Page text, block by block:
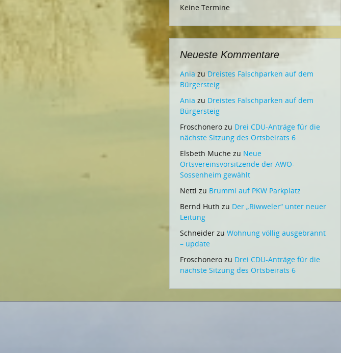
Keine Termine
Neueste Kommentare
Ania zu Dreistes Falschparken auf dem
Bürgersteig
Ania zu Dreistes Falschparken auf dem
Bürgersteig
Froschonero zu Drei CDU-Anträge für die
nächste Sitzung des Ortsbeirats 6
Elsbeth Muche zu Neue
Ortsvereinsvorsitzende der AWO-
Sossenheim gewählt
Netti zu Brummi auf PKW Parkplatz
Bernd Huth zu Der „Riwweler“ unter neuer
Leitung
Schneider zuWohnung völlig ausgebrannt
– update
Froschonero zu Drei CDU-Anträge für die
nächste Sitzung des Ortsbeirats 6